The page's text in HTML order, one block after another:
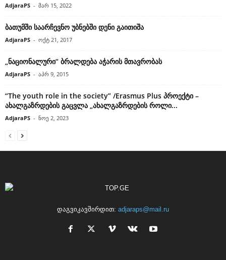
AdjaraPS - მარ 15, 2022
ბათუმში საარჩევნო უბნებში დენი გაითიშა
AdjaraPS - ოქტ 21, 2017
„ნაციონალური“ ბრალდება აჭარის მთავრობას
AdjaraPS - აპრ 9, 2015
“The youth role in the society” /Erasmus Plus პროექტი –
ახალგაზრდების გაცვლა „ახალგაზრდების როლი...
AdjaraPS - ნოე 2, 2023
დაგვიკავშირდით: adjaraps@mail.ru